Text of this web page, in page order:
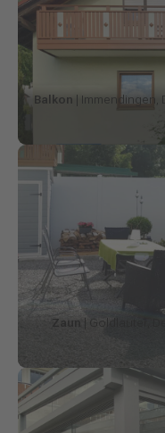
Balkon | Immendingen,
Zaun | Goldlauter,